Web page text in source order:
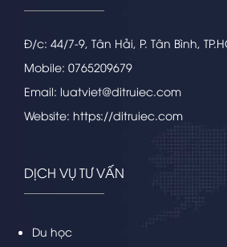
Đ/c: 44/7-9, Tân Hải, P. Tân Bình,
Mobile: 0765209679
Email: luatviet@ditruiec.com
Website: https://ditruiec.com
DỊCH VỤ TƯ VẤN
Du học